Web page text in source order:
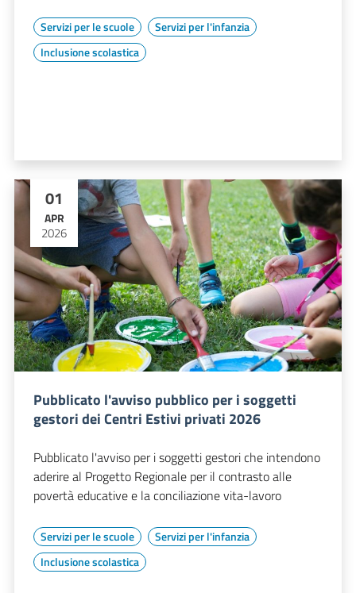
Servizi per le scuole
Servizi per l'infanzia
Inclusione scolastica
01
APR
2026
Pubblicato l'avviso pubblico per i soggetti
gestori dei Centri Estivi privati 2026
Pubblicato l'avviso per i soggetti gestori che intendono
aderire al Progetto Regionale per il contrasto alle
povertà educative e la conciliazione vita-lavoro
Servizi per le scuole
Servizi per l'infanzia
Inclusione scolastica